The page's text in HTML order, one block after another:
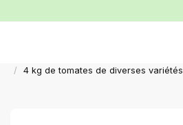
4 kg de tomates de diverses variétés